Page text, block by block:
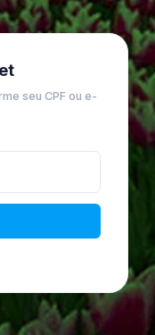
seu CPF ou e-